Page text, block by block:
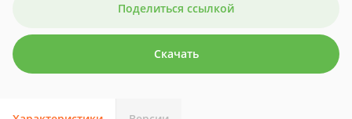
Поделиться ссылкой
Скачать